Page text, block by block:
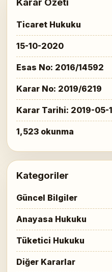
Ticaret Hukuku
15-10-2020
Esas No: 2016/14592
Karar No: 2019/6219
Karar Tarihi: 2019-05-
1,523 okunma
Kategoriler
Güncel Bilgiler
Anayasa Hukuku
Tüketici Hukuku
Diğer Kararlar